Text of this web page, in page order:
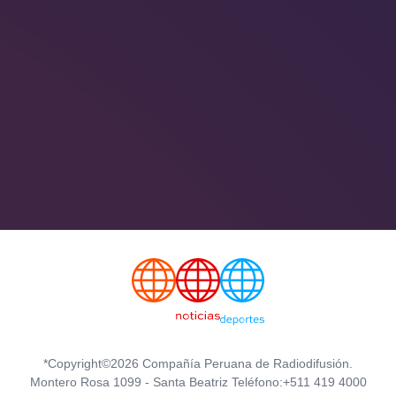
*Copyright©2026 Compañía Peruana de Radiodifusión.
Montero Rosa 1099 - Santa Beatriz Teléfono:+511 419 4000